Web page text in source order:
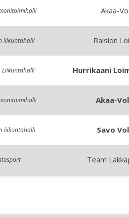
Akaa-
liikuntahalli Raision
Liikuntahalli Hurrikaani
Akaa-
liikuntahalli Savo
Team